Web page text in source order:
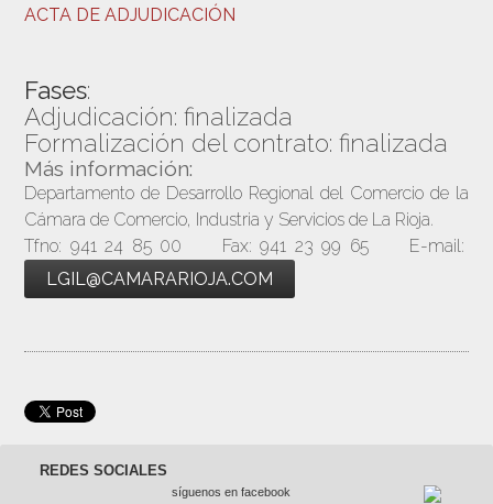
ACTA DE ADJUDICACIÓN
Fases:
Adjudicación: finalizada
Formalización del contrato: finalizada
Más información:
Departamento de Desarrollo Regional del Comercio de la
Cámara de Comercio, Industria y Servicios de La Rioja.
Tfno: 941 24 85 00 Fax: 941 23 99 65 E-mail:
LGIL@CAMARARIOJA.COM
REDES SOCIALES
síguenos en facebook